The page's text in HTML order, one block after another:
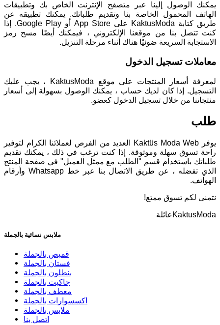
يمكنك الوصول إلينا عبر متصفح الإنترنت الخاص بك وتطبيقات
الهاتف المحمول الخاصة بنا وتقديم طلباتك. يمكنك تطبيقه عن
طريق كتابة KaktusModa على App Store أو Google Play. إذا
كنت تتصل بنا من موقعنا الإلكتروني ، فيمكنك أيضًا مسح رمز
الاستجابة السريعة ضوئيًا هناك أثناء مرحلة التنزيل.
معاملات تسجيل الدخول
لمعرفة أسعار المنتجات على موقع KaktusModa ، يجب عليك
التسجيل. إذا كان لديك حساب ، يمكنك الوصول بسهولة إلى أسعار
منتجاتنا من خلال تسجيل الدخول كعضو.
طلب
يوفر Kaktüs Moda Web العديد من الفرص لعملائنا الكرام لتوفير
راحة تسوق سهلة وموثوقة. إذا كنت ترغب في ذلك ، يمكنك تقديم
طلباتك باستخدام قسم "الطلب مع ممثل العميل" في صفحة المنتج
الذي تفضله ، عن طريق الاتصال بنا عبر خط Whatsapp وأرقام
الهواتف.
نتمنى لكم تسوق ممتع!
KaktusModaعائلة
ملابس نسائية بالجملة
قميص بالجملة
فستان بالجملة
بنطلون بالجملة
جاكيت بالجملة
معطف بالجملة
اكسسوارات بالجملة
ملابس بالجملة
اتصل بنا